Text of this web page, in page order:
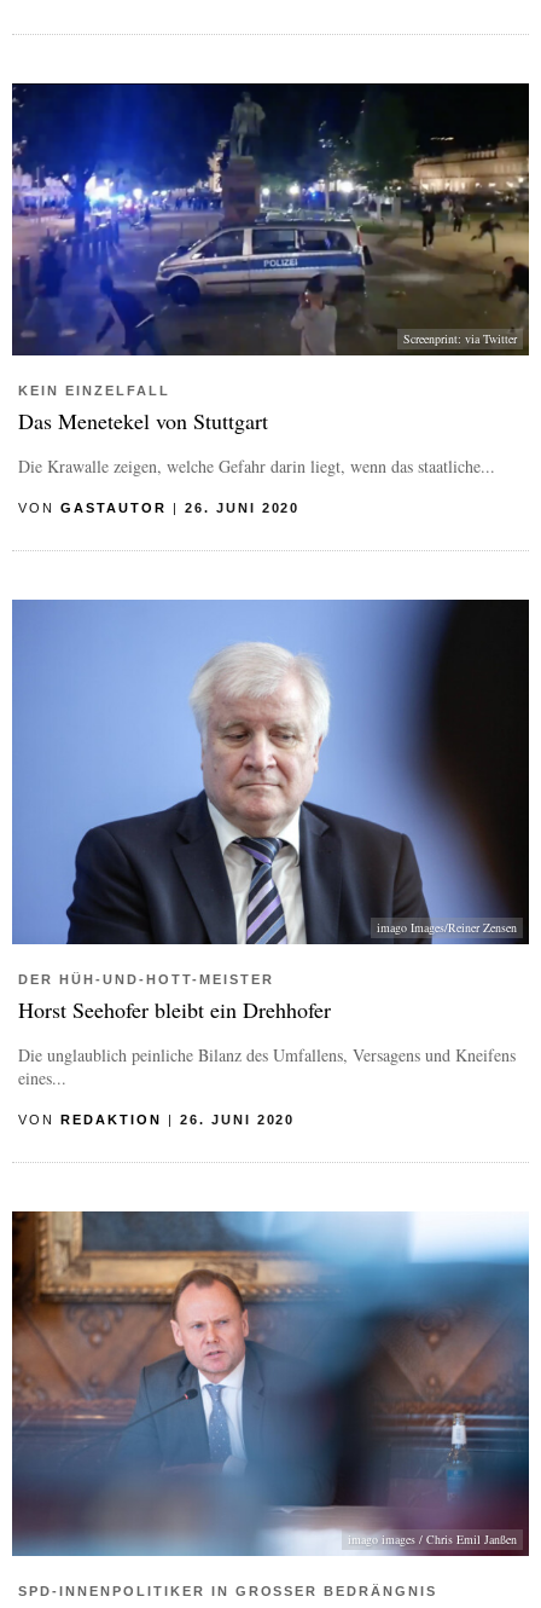
Screenprint: via Twitter
KEIN EINZELFALL
Das Menetekel von Stuttgart
Die Krawalle zeigen, welche Gefahr darin liegt, wenn das staatliche...
VON GASTAUTOR | 26. JUNI 2020
imago Images/Reiner Zensen
DER HÜH-UND-HOTT-MEISTER
Horst Seehofer bleibt ein Drehhofer
Die unglaublich peinliche Bilanz des Umfallens, Versagens und Kneifens
eines...
VON REDAKTION | 26. JUNI 2020
imago images / Chris Emil Janßen
SPD-INNENPOLITIKER IN GROSSER BEDRÄNGNIS